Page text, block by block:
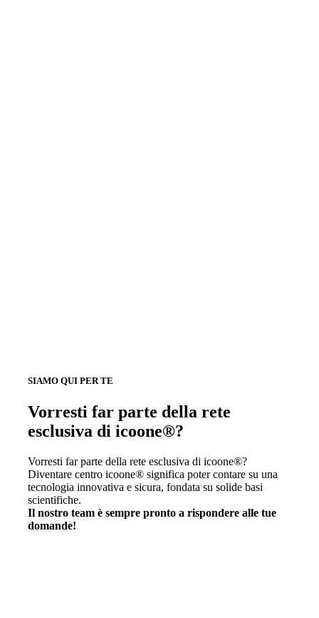
SIAMO QUI PER TE
Vorresti far parte della rete
esclusiva di icoone®?
Vorresti far parte della rete esclusiva di icoone®?
Diventare centro icoone® significa poter contare su una
tecnologia innovativa e sicura, fondata su solide basi
scientifiche.
Il nostro team è sempre pronto a rispondere alle tue
domande!